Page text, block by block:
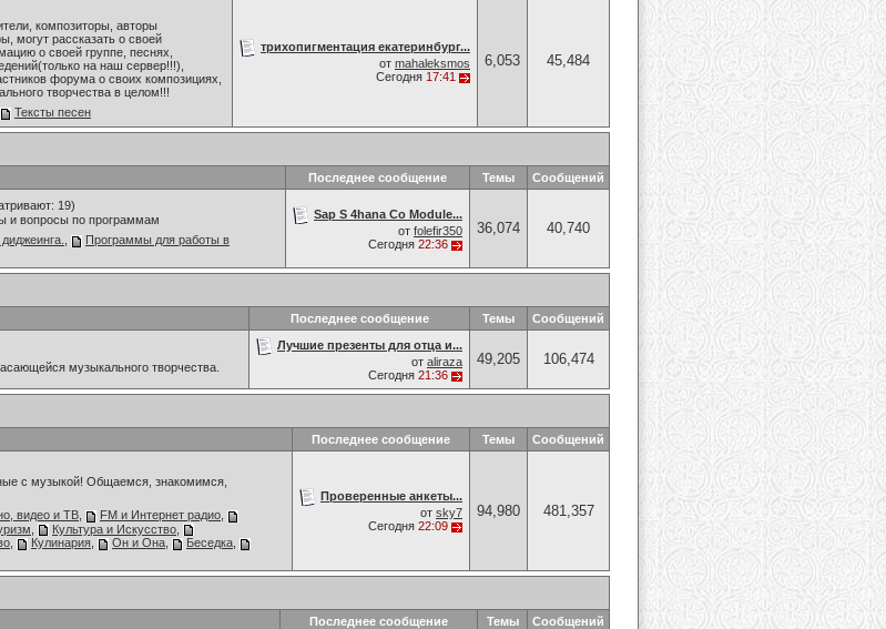
композиторы, авторы
могут рассказать о своей
о своей группе, песнях,
на наш сервер!!!),
форума о своих композициях,
творчества в целом!!!
Тексты песен
трихопигментация екатеринбург...
от mahaleksmos
Сегодня 17:41
6,053 45,484
Последнее сообщение Темы Сообщений
19)
и вопросы по программам
Программы для работы в
Sap S 4hana Co Module...
от folefir350
Сегодня 22:36
36,074 40,740
Последнее сообщение Темы Сообщений
музыкального творчества.
Лучшие презенты для отца и...
от aliraza
Сегодня 21:36
49,205 106,474
Последнее сообщение Темы Сообщений
с музыкой! Общаемся, знакомимся,
видео и ТВ FM и Интернет радио
Культура и Искусство
Кулинария Он и Она Беседка
Проверенные анкеты...
от sky7
Сегодня 22:09
94,980 481,357
Последнее сообщение Темы Сообщений